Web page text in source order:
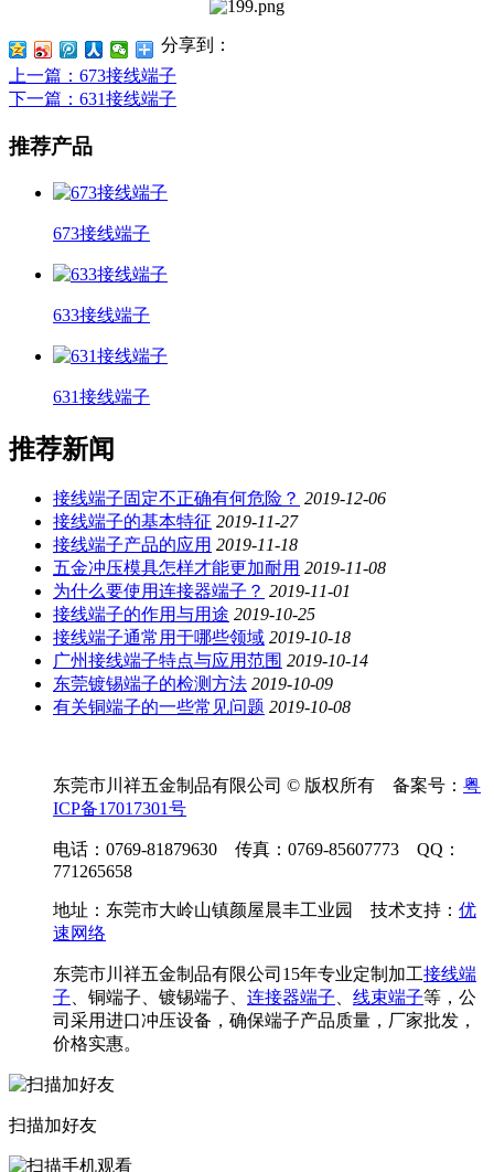
分享到：
上一篇 ：673接线端子
下一篇 ：631接线端子
推荐产品
673接线端子
633接线端子
631接线端子
推荐新闻
接线端子固定不正确有何危险？ 2019-12-06
接线端子的基本特征 2019-11-27
接线端子产品的应用 2019-11-18
五金冲压模具怎样才能更加耐用 2019-11-08
为什么要使用连接器端子？ 2019-11-01
接线端子的作用与用途 2019-10-25
接线端子通常用于哪些领域 2019-10-18
广州接线端子特点与应用范围 2019-10-14
东莞镀锡端子的检测方法 2019-10-09
有关铜端子的一些常见问题 2019-10-08
东莞市川祥五金制品有限公司 © 版权所有 备案号： 粤
ICP备17017301号
电话：0769-81879630 传真：0769-85607773 QQ：
771265658
地址：东莞市大岭山镇颜屋晨丰工业园 技术支持： 优
速网络
东莞市川祥五金制品有限公司15年专业定制加工接线端
子、铜端子、镀锡端子、 连接器端子、 线束端子等，公
司采用进口冲压设备，确保端子产品质量，厂家批发，
价格实惠。
扫描加好友